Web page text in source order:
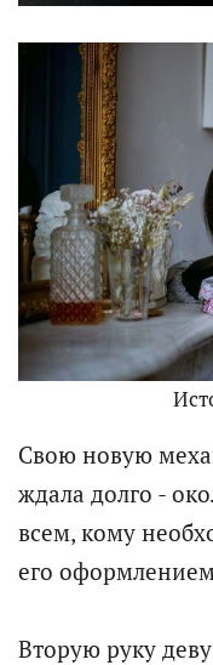
Свою новую
ждала долго -
всем, кому
его
Вторую руку